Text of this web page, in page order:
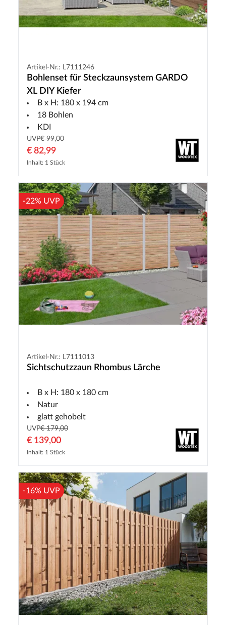
Artikel-Nr.: L7111246
Bohlenset für Steckzaunsystem GARDO
XL DIY Kiefer
B x H: 180 x 194 cm
18 Bohlen
KDI
UVP€ 99,00
€ 82,99
Inhalt: 1 Stück
-22% UVP
Artikel-Nr.: L7111013
Sichtschutzzaun Rhombus Lärche
B x H: 180 x 180 cm
Natur
glatt gehobelt
UVP€ 179,00
€ 139,00
Inhalt: 1 Stück
-16% UVP